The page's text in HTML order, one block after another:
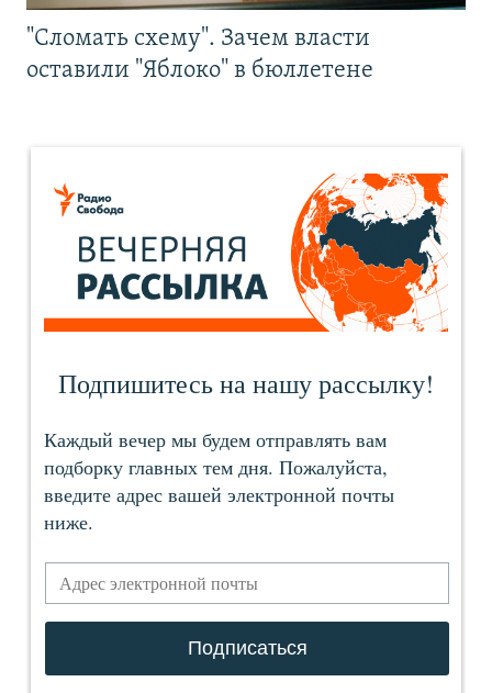
"Сломать схему". Зачем власти
оставили "Яблоко" в бюллетене